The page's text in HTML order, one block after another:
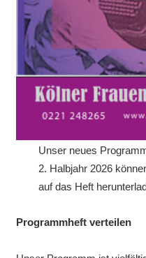
Unser neues
2. Halbjahr 2026
auf das Heft
Programmheft verteilen